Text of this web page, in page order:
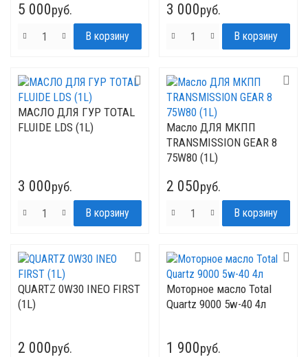
5 000руб. 3 000руб.
МАСЛО ДЛЯ ГУР TOTAL
FLUIDE LDS (1L)
3 000руб.
Mасло ДЛЯ МКПП
TRANSMISSION GEAR 8
75W80 (1L)
2 050руб.
QUARTZ 0W30 INEO FIRST
(1L)
2 000руб.
Моторное масло Total
Quartz 9000 5w-40 4л
1 900руб.